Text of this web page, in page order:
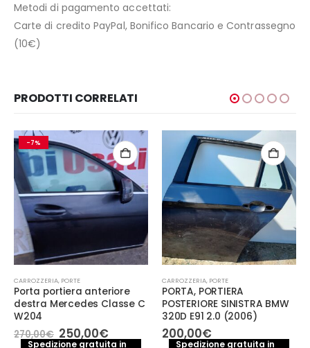
Metodi di pagamento accettati:
Carte di credito PayPal, Bonifico Bancario e Contrassegno
(10€)
PRODOTTI CORRELATI
-7%
CARROZZERIA, PORTE
Porta portiera anteriore
destra Mercedes Classe C
W204
270,00€ Il
prezzo
250,00€Il
prezzo
Spedizione gratuita in
CARROZZERIA, PORTE
PORTA, PORTIERA
POSTERIORE SINISTRA BMW
320D E91 2.0 (2006)
200,00€
Spedizione gratuita in